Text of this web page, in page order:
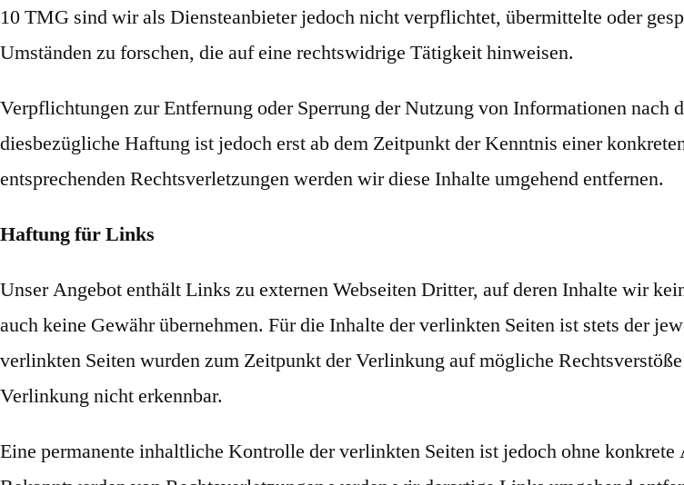
10 TMG sind wir als Diensteanbieter jedoch nicht verpflichtet, übermittelte oder
Umständen zu forschen, die auf eine rechtswidrige Tätigkeit hinweisen.
Verpflichtungen zur Entfernung oder Sperrung der Nutzung von Informationen nach
diesbezügliche Haftung ist jedoch erst ab dem Zeitpunkt der Kenntnis einer
entsprechenden Rechtsverletzungen werden wir diese Inhalte umgehend entfernen.
Haftung für Links
Unser Angebot enthält Links zu externen Webseiten Dritter, auf deren Inhalte wir
auch keine Gewähr übernehmen. Für die Inhalte der verlinkten Seiten ist stets der
verlinkten Seiten wurden zum Zeitpunkt der Verlinkung auf mögliche
Verlinkung nicht erkennbar.
Eine permanente inhaltliche Kontrolle der verlinkten Seiten ist jedoch ohne